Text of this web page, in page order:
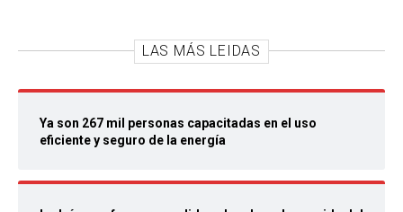
LAS MÁS LEIDAS
Ya son 267 mil personas capacitadas en el uso
eficiente y seguro de la energía